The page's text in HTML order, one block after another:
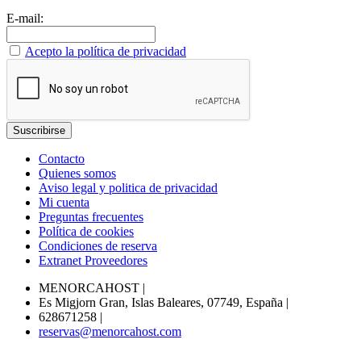
E-mail:
Acepto la política de privacidad
Contacto
Quienes somos
Aviso legal y politica de privacidad
Mi cuenta
Preguntas frecuentes
Política de cookies
Condiciones de reserva
Extranet Proveedores
MENORCAHOST |
Es Migjorn Gran, Islas Baleares, 07749, España |
628671258 |
reservas@menorcahost.com